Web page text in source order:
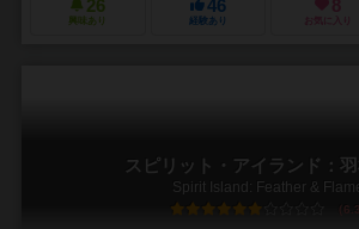
26
興味あり
46
経験あり
8
お気に入り
スピリット・アイランド：
Spirit Island: Feather &
6.3